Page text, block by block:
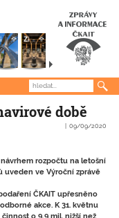
době
09/09/2020
rozpočtu na letošní
uveden ve Výroční zprávě
ČKAIT upřesněno
akce. K 31. květnu
o 9,9 mil. nižší než